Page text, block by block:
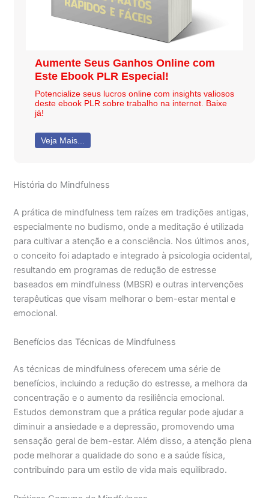
Aumente Seus Ganhos Online com
Este Ebook PLR Especial!
Potencialize seus lucros online com insights valiosos
deste ebook PLR sobre trabalho na internet. Baixe
já!
Veja Mais...
História do Mindfulness
A prática de mindfulness tem raízes em tradições antigas,
especialmente no budismo, onde a meditação é utilizada
para cultivar a atenção e a consciência. Nos últimos anos,
o conceito foi adaptado e integrado à psicologia ocidental,
resultando em programas de redução de estresse
baseados em mindfulness (MBSR) e outras intervenções
terapêuticas que visam melhorar o bem-estar mental e
emocional.
Benefícios das Técnicas de Mindfulness
As técnicas de mindfulness oferecem uma série de
benefícios, incluindo a redução do estresse, a melhora da
concentração e o aumento da resiliência emocional.
Estudos demonstram que a prática regular pode ajudar a
diminuir a ansiedade e a depressão, promovendo uma
sensação geral de bem-estar. Além disso, a atenção plena
pode melhorar a qualidade do sono e a saúde física,
contribuindo para um estilo de vida mais equilibrado.